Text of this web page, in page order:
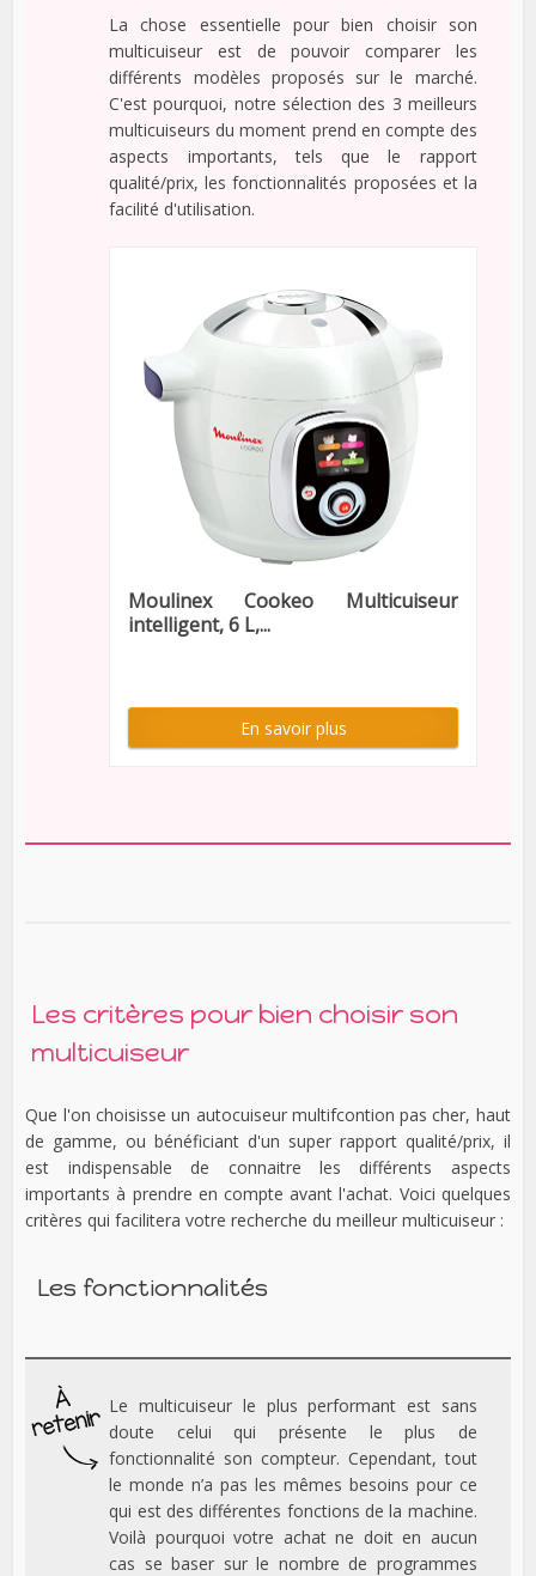
La chose essentielle pour bien choisir son
multicuiseur est de pouvoir comparer les
différents modèles proposés sur le marché.
C'est pourquoi, notre sélection des 3 meilleurs
multicuiseurs du moment prend en compte des
aspects importants, tels que le rapport
qualité/prix, les fonctionnalités proposées et la
facilité d'utilisation.
Moulinex Cookeo Multicuiseur
intelligent, 6 L,...
En savoir plus
Les critères pour bien choisir son
multicuiseur
Que l'on choisisse un autocuiseur multifcontion pas cher, haut
de gamme, ou bénéficiant d'un super rapport qualité/prix, il
est indispensable de connaitre les différents aspects
importants à prendre en compte avant l'achat. Voici quelques
critères qui facilitera votre recherche du meilleur multicuiseur :
Les fonctionnalités
Le multicuiseur le plus performant est sans
doute celui qui présente le plus de
fonctionnalité son compteur. Cependant, tout
le monde n’a pas les mêmes besoins pour ce
qui est des différentes fonctions de la machine.
Voilà pourquoi votre achat ne doit en aucun
cas se baser sur le nombre de programmes